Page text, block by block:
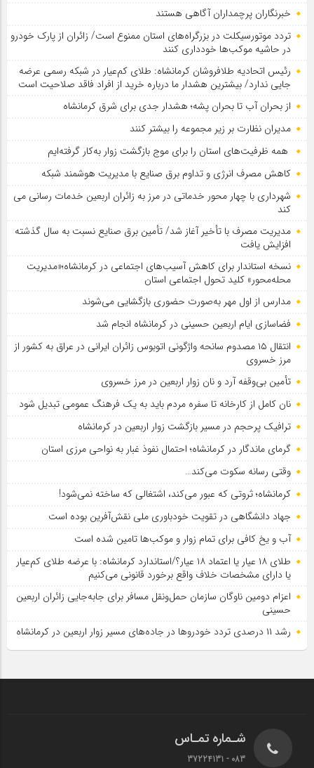
خبرنگاران پرچمداران آگاهی هستند
تردد موتورسیکلت در بزرگراه‌های استان ممنوع است/ زائران از پارک خودرو
در حاشیه موکب‌ها خودداری کنند
رئیس اتحادیه طلافروشان کرمانشاه: طلای کم‌عیار در شبکه رسمی عرضه
جایی ندارد/ بیشترین هشدار ما درباره خرید از افراد فاقد صلاحیت است
از بحران آب تا بحران پشه؛ هشدار جدی برای شرق کرمانشاه
مدیران نظارت بر زیر مجموعه را بیشتر کنند
همه ظرفیت‌های استان را برای موج بازگشت زوار به‌کار گرفته‌ایم
کاهش مصرف انرژی و تداوم برق صنایع با مدیریت هوشمند شبکه
شهرداری با چهار محور خدماتی در مرز به زائران اربعین خدمات رسانی می
کند
مدیریت مصرف با تأخیر آغاز شد/ تأمین برق صنایع نسبت به سال گذشته
افزایش یافت
نسخه استاندار برای کاهش آسیب‌های اجتماعی در کرمانشاه؛«مدیریت
محله‌محور» کلید تحول اجتماعی استان
مدارس از اول مهر به‌صورت حضوری بازگشایی می‌شوند
فضاسازی ایام اربعین حسینی در کرمانشاه انجام شد
انتقال ۱۵ مصدوم سانحه واژگونی اتوبوس زائران ایرانی در عراق به کشور از
مرز خسروی
تأمین بی‌وقفه آرد و نان زوار اربعین در مرز خسروی
نان کامل از کارخانه تا سفره مردم باید به یک فرهنگ عمومی تبدیل شود
ترافیک پرحجم در مسیر بازگشت زوار اربعین در کرمانشاه
گرمای ماندگار در کرمانشاه؛ احتمال نفوذ غبار به نواحی مرزی استان
وقتی رسانه سکوت می‌کند…
کرمانشاه؛ ثروتی که عبور می‌کند، اشتغالی که ساخته نمی‌شود!
جهاد دانشگاهی در تقویت خودباوری ملی نقش‌آفرین بوده است
آب و یخ کافی برای تمام زوار و موکب‌ها تامین شده است
طلای ۱۸ عیار یا اعتماد ۱۸ عیار؟/استاندارد کرمانشاه: با عرضه طلای کم‌عیار
یا دارای مشخصات خلاف واقع برخورد قانونی می‌کنیم
اعزام دومین ناوگان سازمان حمل‌ونقل مسافر برای جابه‌جایی زائران اربعین
حسینی
رشد ۱۱ درصدی تردد خودروها در جاده‌های مسیر زوار اربعین در کرمانشاه
شـماره تمـاس
083 - 37224131